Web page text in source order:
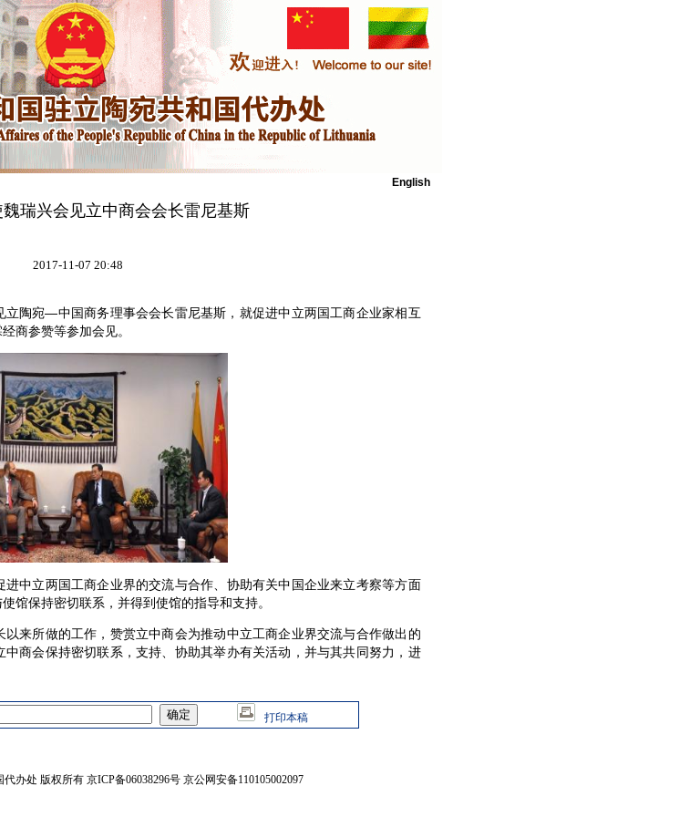
English
瑞兴会见立中商会会长雷尼基斯
2017-11-07 20:48
陶宛—中国商务理事会会长雷尼基斯，就促进中立两国工商企业家相互
商参赞等参加会见。
立两国工商企业界的交流与合作、协助有关中国企业来立考察等方面
馆保持密切联系，并得到使馆的指导和支持。
所做的工作，赞赏立中商会为推动中立工商企业界交流与合作做出的
商会保持密切联系，支持、协助其举办有关活动，并与其共同努力，进
打印本稿
办处 版权所有 京ICP备06038296号 京公网安备110105002097